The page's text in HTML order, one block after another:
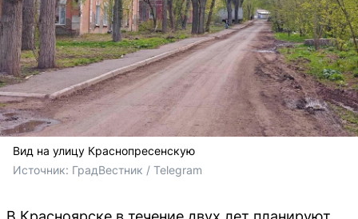
Вид на улицу Краснопресенскую
Источник: ГрадВестник / Telegram